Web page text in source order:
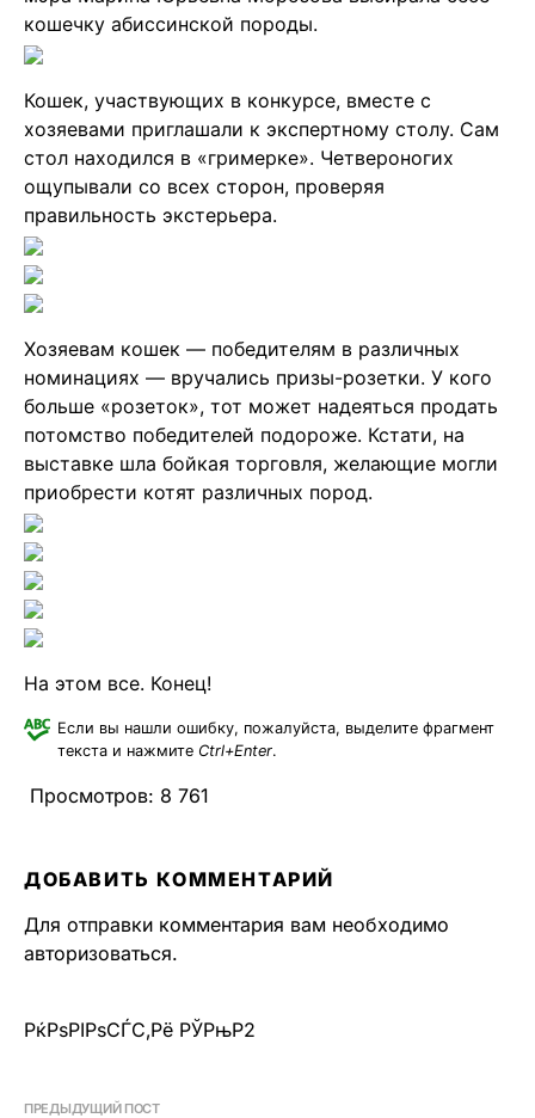
кошечку абиссинской породы.
Кошек, участвующих в конкурсе, вместе с
хозяевами приглашали к экспертному столу. Сам
стол находился в «гримерке». Четвероногих
ощупывали со всех сторон, проверяя
правильность экстерьера.
Хозяевам кошек — победителям в различных
номинациях — вручались призы-розетки. У кого
больше «розеток», тот может надеяться продать
потомство победителей подороже. Кстати, на
выставке шла бойкая торговля, желающие могли
приобрести котят различных пород.
На этом все. Конец!
Если вы нашли ошибку, пожалуйста, выделите фрагмент
текста и нажмите Ctrl+Enter.
Просмотров: 8 761
ДОБАВИТЬ КОММЕНТАРИЙ
Для отправки комментария вам необходимо
авторизоваться.
РќРѕРІРѕСЃС‚Рё РЎРњР2
ПРЕДЫДУЩИЙ ПОСТ